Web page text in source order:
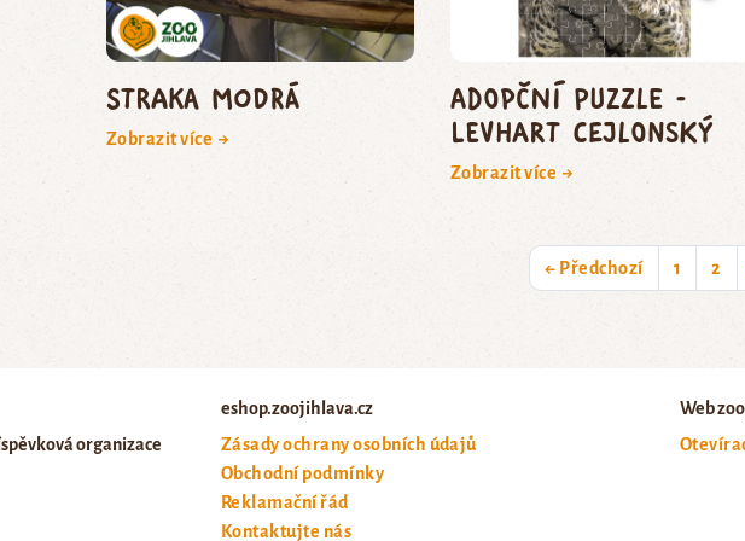
straka modrá
Zobrazit více →
Adopční puzzle -
levhart cejlonský
Zobrazit více →
← Předchozí 1 2
organizace
eshop.zoojihlava.cz
Zásady ochrany osobních údajů
Obchodní podmínky
Reklamační řád
Kontaktujte nás
Web